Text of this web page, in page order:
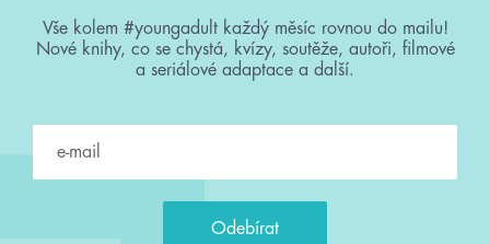
Vše kolem #youngadult každý měsíc rovnou do mailu!
Nové knihy, co se chystá, kvízy, soutěže, autoři, filmové
a seriálové adaptace a další.